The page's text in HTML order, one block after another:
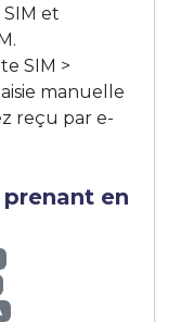
et
SIM >
manuelle
reçu par e-
en